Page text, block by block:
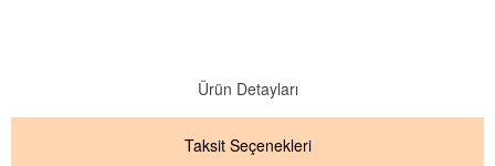
Ürün Detayları
Taksit Seçenekleri